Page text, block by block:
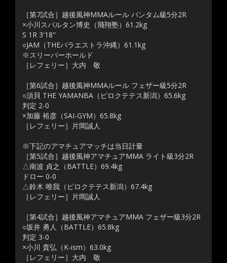
［第7試合］越後風神MMAルール バンタム級5分2R
×小川スパルタン博史（飛翔塾）61.2kg
S 1R 3'18"
○JAM（THEパラエストラ沖縄）61.1kg
※スリーパーホールド
［レフェリー］大内 敬
［第6試合］越後風神MMAルール フェザー級5分2R
○須貝 THE YAMANBA（ピロクテテス新潟）65.6kg
判定 2-0
×加藤 裕彦（SAI-GYM）65.8kg
［レフェリー］片岡誠人
※下記のアマチュアマッチは当日計量
［第5試合］越後風神アマチュアMMA ライト級3分2R
△南波 貞之（BATTLE）69.4kg
ドロー 0-0
△鈴木 唯我（ピロクテテス新潟）67.4kg
［レフェリー］片岡誠人
［第4試合］越後風神アマチュアMMA フェザー級3分2R
○坂井 勇人（BATTLE）65.8kg
判定 3-0
×小川 貴弘（K-ism）63.0kg
［レフェリー］大内 敬